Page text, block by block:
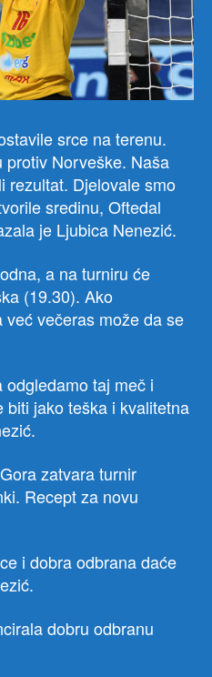
srce na terenu.
Norveške. Naša
rezultat. Djelovale smo
sredinu, Oftedal
je Ljubica Nenezić.
a na turniru će
(19.30). Ako
večeras može da se
odgledamo taj meč i
biti jako teška i kvalitetna
zatvara turnir
Recept za novu
i dobra odbrana daće
dobru odbranu